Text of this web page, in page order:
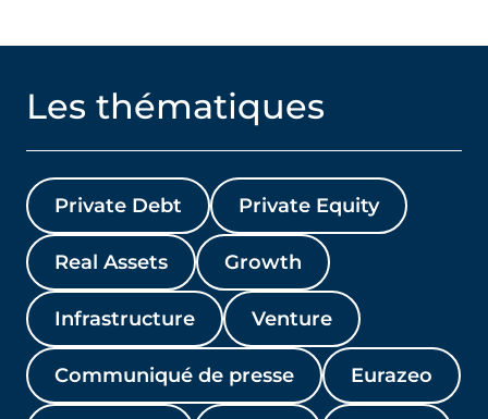
Les thématiques
Private Debt Private Equity
Real Assets Growth
Infrastructure Venture
Communiqué de presse Eurazeo